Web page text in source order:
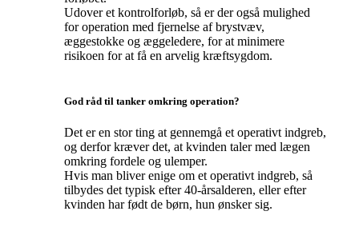
Udover et kontrolforløb, så er der også mulighed
for operation med fjernelse af brystvæv,
æggestokke og æggeledere, for at minimere
risikoen for at få en arvelig kræftsygdom.
God råd til tanker omkring operation?
Det er en stor ting at gennemgå et operativt indgreb,
og derfor kræver det, at kvinden taler med lægen
omkring fordele og ulemper.
Hvis man bliver enige om et operativt indgreb, så
tilbydes det typisk efter 40-årsalderen, eller efter
kvinden har født de børn, hun ønsker sig.